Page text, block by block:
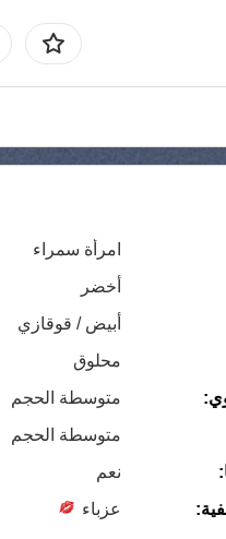
امرأة سمراء
أخضر
أبيض / قوقازي
محلوق
متوسطة الحجم
متوسطة الحجم
نعم
عزباء